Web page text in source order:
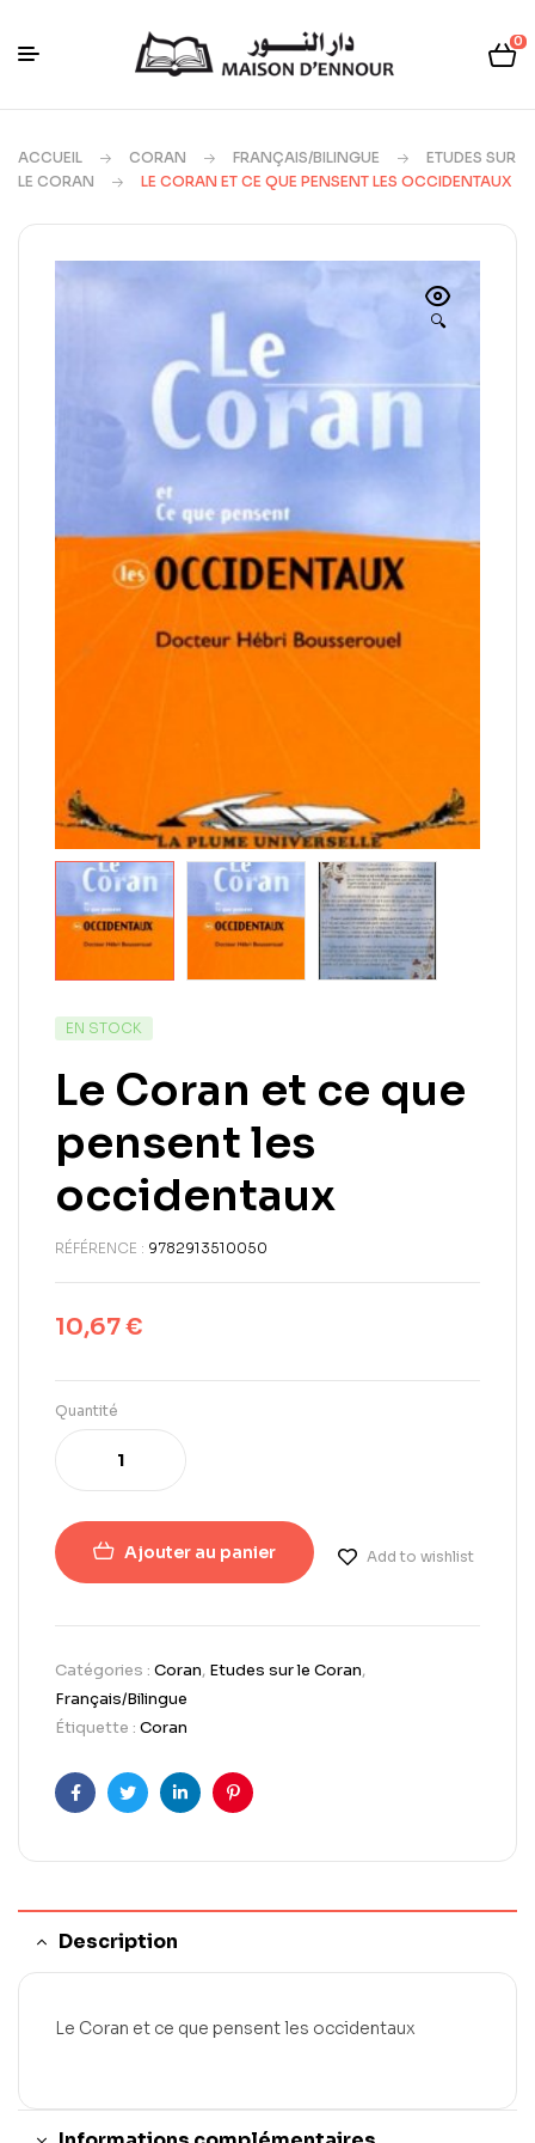
0
ACCUEIL CORAN FRANÇAIS/BILINGUE
ETUDES SUR
LE CORAN
LE CORAN ET CE QUE PENSENT LES OCCIDENTAUX
🔍
EN STOCK
Le Coran et ce que
pensent les
occidentaux
RÉFÉRENCE : 9782913510050
10,67€
Quantité
Ajouter au panier Add to wishlist
Catégories : Coran, Etudes sur le Coran,
Français/Bilingue
Étiquette : Coran
FacebookTwitterLinkedInPinterest
Description
Le Coran et ce que pensent les occidentaux